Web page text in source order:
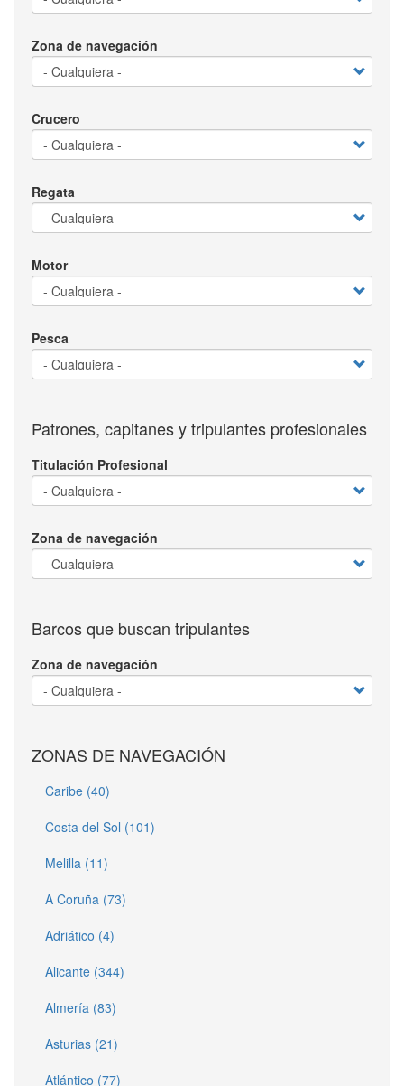
Zona de navegación
Crucero
Regata
Motor
Pesca
Patrones, capitanes y tripulantes profesionales
Titulación Profesional
Zona de navegación
Barcos que buscan tripulantes
Zona de navegación
ZONAS DE NAVEGACIÓN
Caribe (40)
Costa del Sol (101)
Melilla (11)
A Coruña (73)
Adriático (4)
Alicante (344)
Almería (83)
Asturias (21)
Atlántico (77)